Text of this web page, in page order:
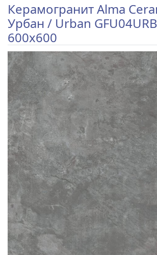
Керамогранит Alma
Урбан / Urban
600x600